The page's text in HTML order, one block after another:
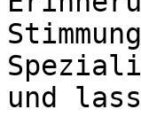
und